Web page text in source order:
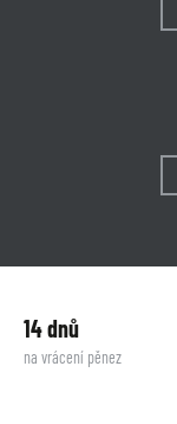
14 dnů
na vrácení pěnez